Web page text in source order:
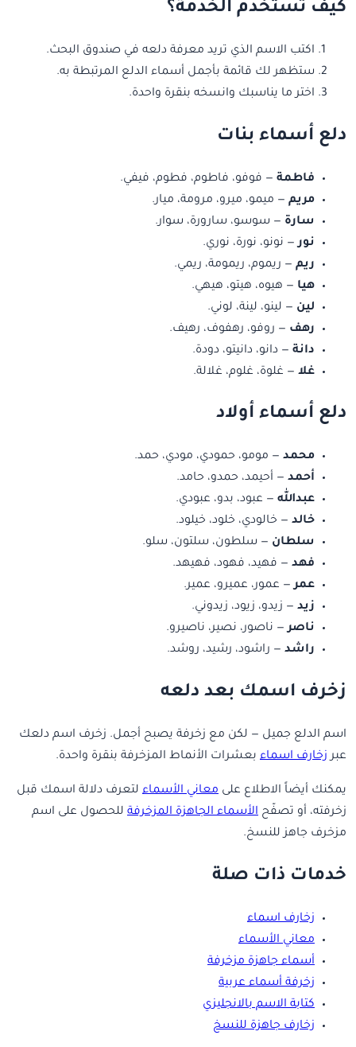
كيف تستخدم الخدمة؟
اكتب الاسم الذي تريد معرفة دلعه في صندوق البحث.
ستظهر لك قائمة بأجمل أسماء الدلع المرتبطة به.
اختر ما يناسبك وانسخه بنقرة واحدة.
دلع أسماء بنات
فاطمة — فوفو، فاطوم، فطوم، فيفي.
مريم — ميمو، ميرو، مرومة، ميار.
سارة — سوسو، سارورة، سوار.
نور— نونو، نورة، نوري.
ريم — ريموم، ريمومة، ريمي.
هيا — هيوه، هيتو، هيهي.
لين — لينو، لينة، لوني.
رهف — روفو، رهفوف، رهيف.
دانة — دانو، دانيتو، دودة.
غلا — غلوة، غلوم، غلالة.
دلع أسماء أولاد
محمد — مومو، حمودي، مودي، حمد.
أحمد — أحيمد، حمدو، حامد.
عبدالله — عبود، بدو، عبودي.
خالد — خالودي، خلود، خيلود.
سلطان — سلطون، سلتون، سلو.
فهد — فهيد، فهود، فهيهد.
عمر— عمور، عميرو، عمير.
زيد — زيدو، زيود، زيدوني.
ناصر— ناصور، نصير، ناصيرو.
راشد — راشود، رشيد، روشد.
زخرف اسمك بعد دلعه
اسم الدلع جميل — لكن مع زخرفة يصبح أجمل. زخرف اسم دلعك
عبرزخارف اسماء بعشرات الأنماط المزخرفة بنقرة واحدة.
يمكنك أيضاً الاطلاع على معاني الأسماء لتعرف دلالة اسمك قبل
زخرفته، أو تصفّح الأسماء الجاهزة المزخرفة للحصول على اسم
مزخرف جاهز للنسخ.
خدمات ذات صلة
زخارف اسماء
معاني الأسماء
أسماء جاهزة مزخرفة
زخرفة أسماء عربية
كتابة الاسم بالانجليزي
زخارف جاهزة للنسخ